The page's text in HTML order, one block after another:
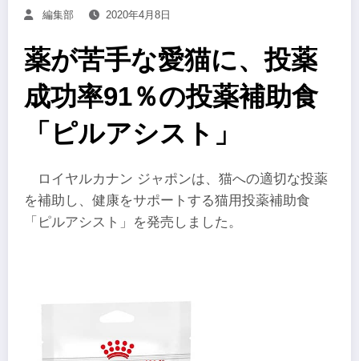
編集部 2020年4月8日
薬が苦手な愛猫に、投薬
成功率91％の投薬補助食
「ピルアシスト」
ロイヤルカナン ジャポンは、猫への適切な投薬
を補助し、健康をサポートする猫用投薬補助食
「ピルアシスト」を発売しました。